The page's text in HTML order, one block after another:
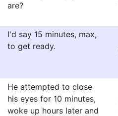
are?
I'd say 15 minutes, max,
to get ready.
He attempted to close
his eyes for 10 minutes,
woke up hours later and